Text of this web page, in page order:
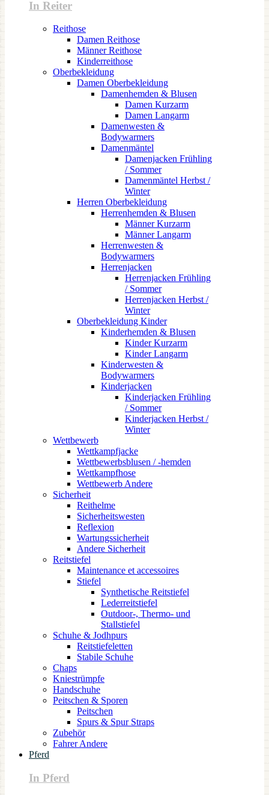
In Reiter
Reithose
Damen Reithose
Männer Reithose
Kinderreithose
Oberbekleidung
Damen Oberbekleidung
Damenhemden & Blusen
Damen Kurzarm
Damen Langarm
Damenwesten &
Bodywarmers
Damenmäntel
Damenjacken Frühling
/ Sommer
Damenmäntel Herbst /
Winter
Herren Oberbekleidung
Herrenhemden & Blusen
Männer Kurzarm
Männer Langarm
Herrenwesten &
Bodywarmers
Herrenjacken
Herrenjacken Frühling
/ Sommer
Herrenjacken Herbst /
Winter
Oberbekleidung Kinder
Kinderhemden & Blusen
Kinder Kurzarm
Kinder Langarm
Kinderwesten &
Bodywarmers
Kinderjacken
Kinderjacken Frühling
/ Sommer
Kinderjacken Herbst /
Winter
Wettbewerb
Wettkampfjacke
Wettbewerbsblusen / -hemden
Wettkampfhose
Wettbewerb Andere
Sicherheit
Reithelme
Sicherheitswesten
Reflexion
Wartungssicherheit
Andere Sicherheit
Reitstiefel
Maintenance et accessoires
Stiefel
Synthetische Reitstiefel
Lederreitstiefel
Outdoor-, Thermo- und
Stallstiefel
Schuhe & Jodhpurs
Reitstiefeletten
Stabile Schuhe
Chaps
Kniestrümpfe
Handschuhe
Peitschen & Sporen
Peitschen
Spurs & Spur Straps
Zubehör
Fahrer Andere
Pferd
In Pferd